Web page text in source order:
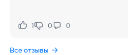
Нравится:
1Не нравится:
0 0
Все отзывы